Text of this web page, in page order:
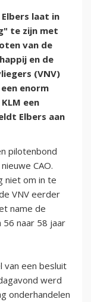
Elbers laat in
te zijn met
van de
en de
(VNV)
enorm
een
Elbers aan
pilotenbond
CAO.
niet om in te
VNV eerder
name de
naar 58 jaar
een besluit
werd
onderhandelen